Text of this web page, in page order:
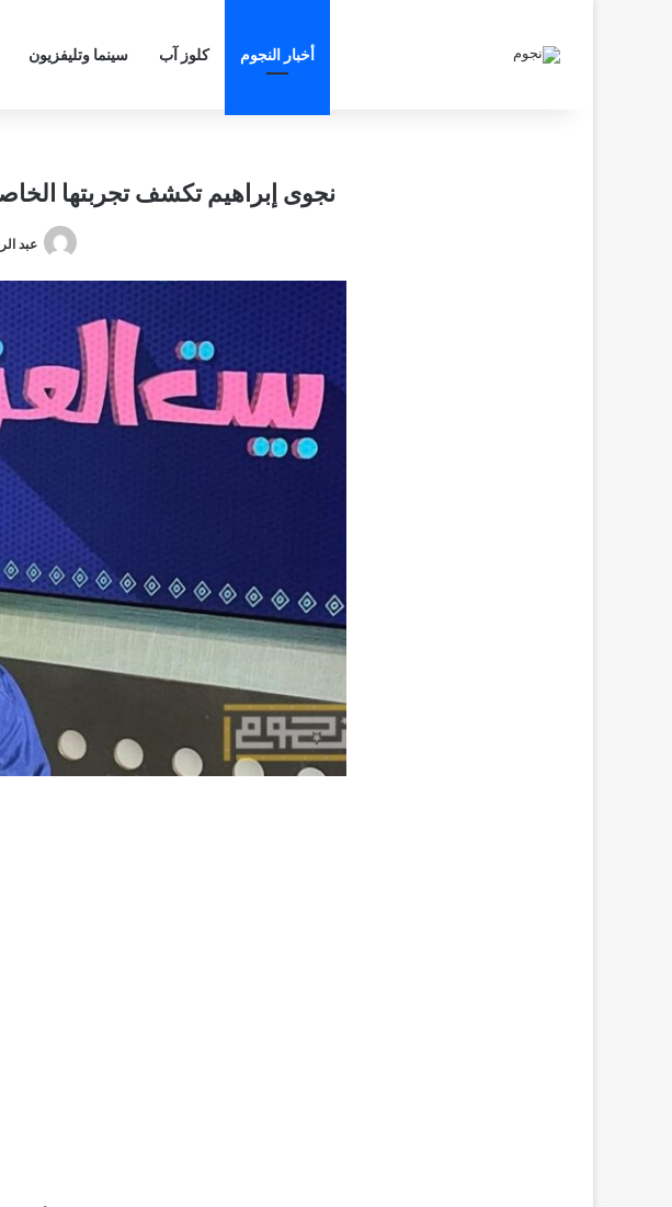
أخبار النجوم كلوز آب سينما وتليفزيون
نجوى إبراهيم تكشف تجربتها
عبد